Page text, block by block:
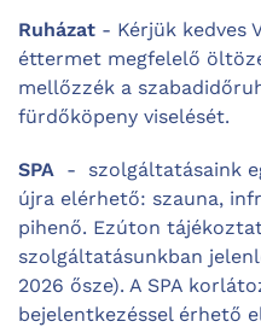
Ruházat - Kérjük kedves
éttermet megfelelő
mellőzzék a
fürdőköpeny viselését.
SPA - szolgáltatásaink
újra elérhető: szauna,
pihenő. Ezúton
szolgáltatásunkban
2026 ősze). A SPA
bejelentkezéssel érhető